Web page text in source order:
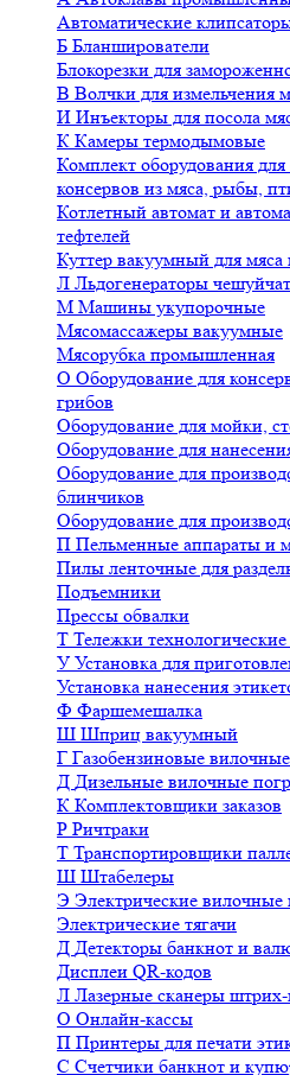
Автоматические
Б Бланширователи
Блокорезки для
В Волчки для измельчения
И Инъекторы для посола
К Камеры термодымовые
Комплект оборудования
консервов из мяса, рыбы,
Котлетный автомат и
тефтелей
Куттер вакуумный для
Л Льдогенераторы
М Машины укупорочные
Мясомассажеры вакуумные
Мясорубка промышленная
О Оборудование для
грибов
Оборудование для мойки,
Оборудование для
Оборудование для
блинчиков
Оборудование для
П Пельменные аппараты и
Пилы ленточные для
Подъемники
Прессы обвалки
Т Тележки
У Установка для
Установка нанесения
Ф Фаршемешалка
Ш Шприц вакуумный
Г Газобензиновые
Д Дизельные вилочные
К Комплектовщики заказов
Р Ричтраки
Т Транспортировщики
Ш Штабелеры
Э Электрические вилочные
Электрические тягачи
Д Детекторы банкнот и
Дисплеи QR-кодов
Л Лазерные сканеры штрих-
О Онлайн-кассы
П Принтеры для печати
С Счетчики банкнот и